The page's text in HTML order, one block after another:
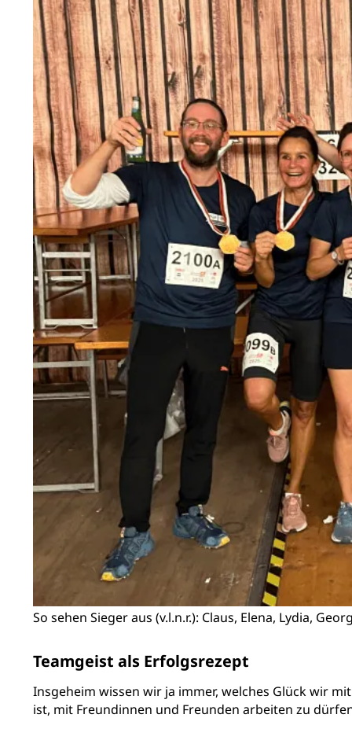
So sehen Sieger aus (v.l.n.r.): Claus, Elena, Lydia,
Teamgeist als Erfolgsrezept
Insgeheim wissen wir ja immer, welches Glück wir
ist, mit Freundinnen und Freunden arbeiten zu